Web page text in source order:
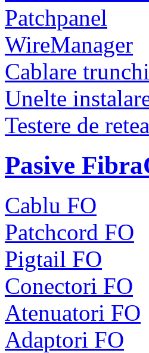
Patchpanel
WireManager
Cablare
Unelte
Testere de retea
Pasive
Cablu FO
Patchcord FO
Pigtail FO
Conectori FO
Atenuatori FO
Adaptori FO